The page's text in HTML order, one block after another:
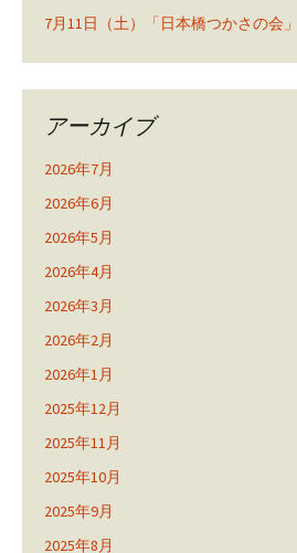
7月11日（土）「日本橋つかさの会
アーカイブ
2026年7月
2026年6月
2026年5月
2026年4月
2026年3月
2026年2月
2026年1月
2025年12月
2025年11月
2025年10月
2025年9月
2025年8月